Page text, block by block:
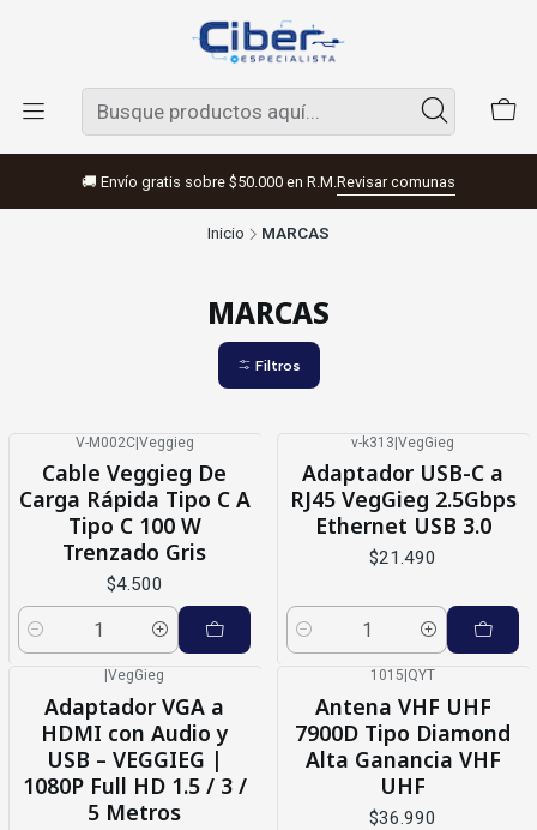
🚚 Envío gratis sobre $50.000 en R.M. Revisar comunas
Inicio MARCAS
MARCAS
Filtros
V-M002C|Veggieg
Cable Veggieg De
Carga Rápida Tipo C A
Tipo C 100 W
Trenzado Gris
$4.500
Cantidad
v-k313|VegGieg
Adaptador USB-C a
RJ45 VegGieg 2.5Gbps
Ethernet USB 3.0
$21.490
Cantidad
VegGieg
Adaptador VGA a
HDMI con Audio y
USB – VEGGIEG |
1080P Full HD 1.5 / 3 /
5 Metros
1015 QYT
Antena VHF UHF
7900D Tipo Diamond
Alta Ganancia VHF
UHF
$36.990